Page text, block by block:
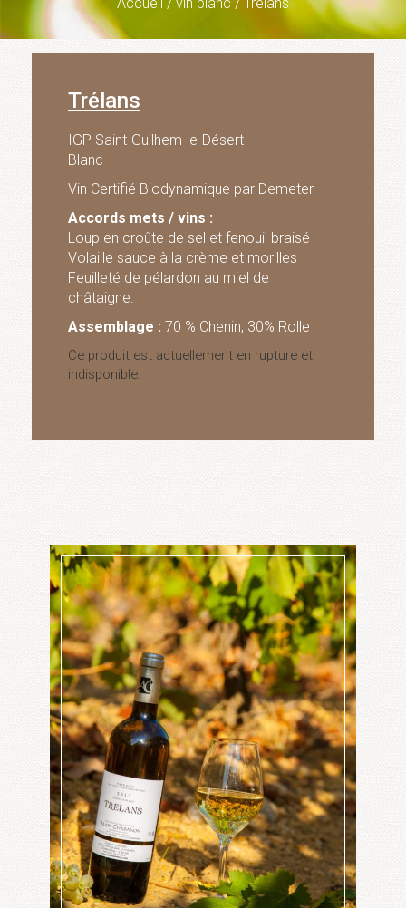
Trélans
IGP Saint-Guilhem-le-Désert
Blanc
Vin Certifié Biodynamique par Demeter
Accords mets / vins :
Loup en croûte de sel et fenouil braisé
Volaille sauce à la crème et morilles
Feuilleté de pélardon au miel de
châtaigne.
Assemblage : 70 % Chenin, 30% Rolle
Ce produit est actuellement en rupture et
indisponible.